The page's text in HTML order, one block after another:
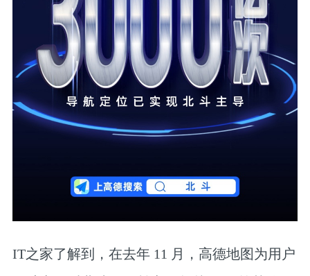
IT之家了解到，在去年 11 月，高德地图为用户